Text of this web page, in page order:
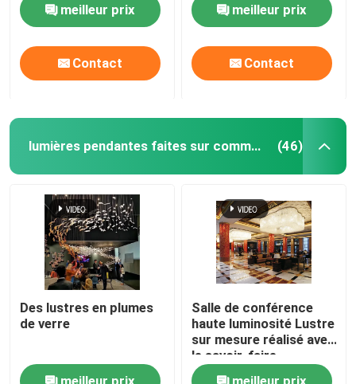
meilleur prix
Contact
meilleur prix
Contact
lumières pendantes faites sur commande (46)
Des lustres en plumes
de verre
meilleur prix
Salle de conférence
haute luminosité Lustre
sur mesure réalisé avec
le savoir-faire
européen
meilleur prix